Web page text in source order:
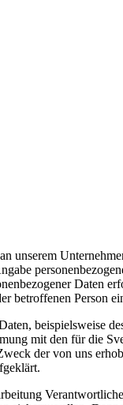
unserem
Daten
betroffenen Person
beispielsweise
mit den für die
der von uns